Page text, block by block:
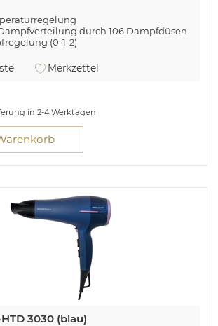
durch 106 Dampfdüsen
(0-1-2)
über flexibles Drehgelenk
Merkzettel
in 2-4 Werktagen
3030 (blau)